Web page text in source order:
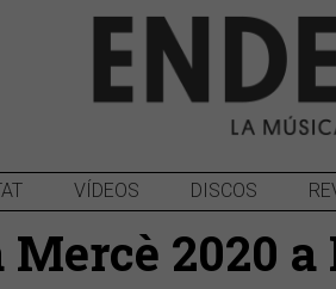
VÍDEOS DISCOS
Mercè 2020